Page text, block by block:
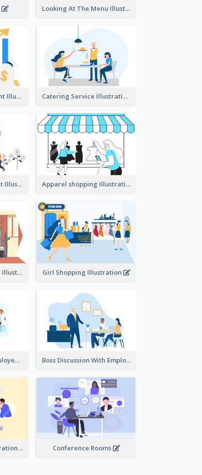
Looking At The Menu Illustration
Real Estate Investment Illustration Catering Service Illustration
Youth And Investment Illustration Apparel shopping Illustration
Shopping In The Mall Illustration Girl Shopping Illustration
Female Boss And Employee Illustration Boss Discussion With Employee Illustration
Work Together Illustration Conference Rooms